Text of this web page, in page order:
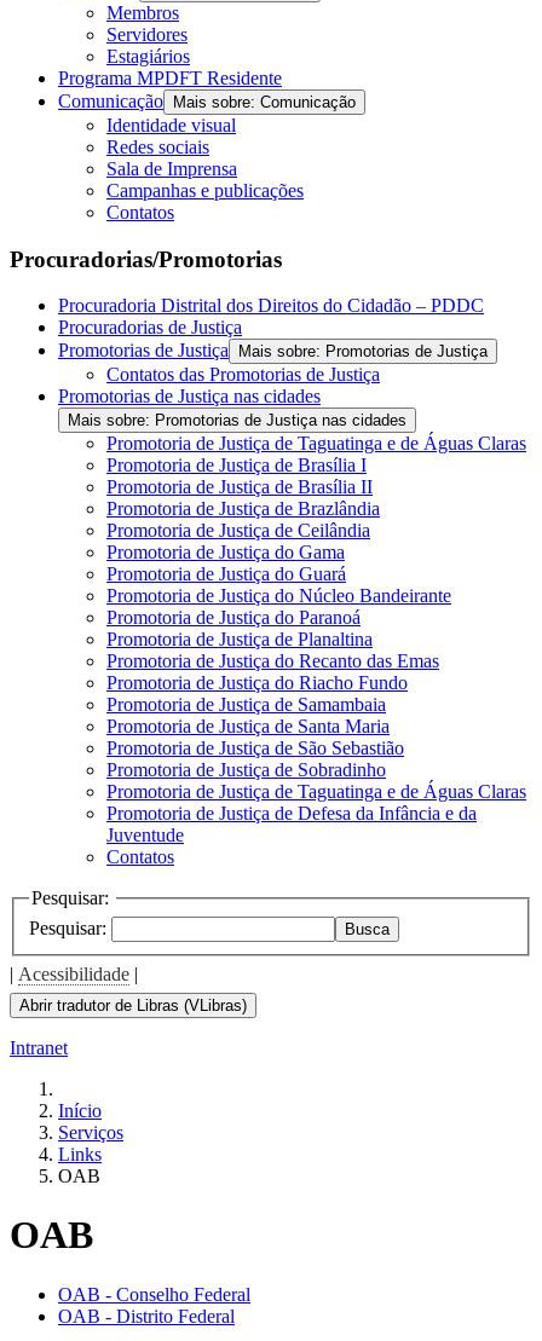
Membros
Servidores
Estagiários
Programa MPDFT Residente
Comunicação
Mais sobre: Comunicação
Identidade visual
Redes sociais
Sala de Imprensa
Campanhas e publicações
Contatos
Procuradorias/Promotorias
Procuradoria Distrital dos Direitos do Cidadão – PDDC
Procuradorias de Justiça
Promotorias de Justiça
Mais sobre: Promotorias de Justiça
Contatos das Promotorias de Justiça
Promotorias de Justiça nas cidades
Mais sobre: Promotorias de Justiça nas cidades
Promotoria de Justiça de Taguatinga e de Águas Claras
Promotoria de Justiça de Brasília I
Promotoria de Justiça de Brasília II
Promotoria de Justiça de Brazlândia
Promotoria de Justiça de Ceilândia
Promotoria de Justiça do Gama
Promotoria de Justiça do Guará
Promotoria de Justiça do Núcleo Bandeirante
Promotoria de Justiça do Paranoá
Promotoria de Justiça de Planaltina
Promotoria de Justiça do Recanto das Emas
Promotoria de Justiça do Riacho Fundo
Promotoria de Justiça de Samambaia
Promotoria de Justiça de Santa Maria
Promotoria de Justiça de São Sebastião
Promotoria de Justiça de Sobradinho
Promotoria de Justiça de Taguatinga e de Águas Claras
Promotoria de Justiça de Defesa da Infância e da
Juventude
Contatos
Pesquisar:
Pesquisar:
Busca
| Acessibilidade |
Abrir tradutor de Libras (VLibras)
Intranet
Início
Serviços
Links
OAB
OAB
OAB - Conselho Federal
OAB - Distrito Federal